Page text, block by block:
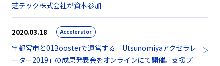
芝テック株式会社が資本参加
2020.03.18 Accelerator
宇都宮市と01Boosterで運営する「Utsunomiyaアクセラレ
ーター2019」の成果発表会をオンラインにて開催。支援プ